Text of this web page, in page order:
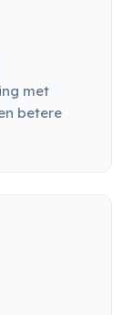
met
betere